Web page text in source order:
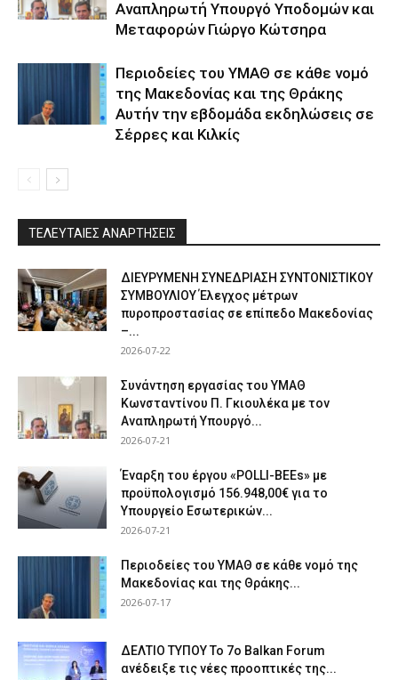
Αναπληρωτή Υπουργό Υποδομών και
Μεταφορών Γιώργο Κώτσηρα
Περιοδείες του ΥΜΑΘ σε κάθε νομό
της Μακεδονίας και της Θράκης
Αυτήν την εβδομάδα εκδηλώσεις σε
Σέρρες και Κιλκίς
ΤΕΛΕΥΤΑΙΕΣ ΑΝΑΡΤΗΣΕΙΣ
ΔΙΕΥΡΥΜΕΝΗ ΣΥΝΕΔΡΙΑΣΗ ΣΥΝΤΟΝΙΣΤΙΚΟΥ
ΣΥΜΒΟΥΛΙΟΥ Έλεγχος μέτρων
πυροπροστασίας σε επίπεδο Μακεδονίας
–...
2026-07-22
Συνάντηση εργασίας του ΥΜΑΘ
Κωνσταντίνου Π. Γκιουλέκα με τον
Αναπληρωτή Υπουργό...
2026-07-21
Έναρξη του έργου «POLLI-BEEs» με
προϋπολογισμό 156.948,00€ για το
Υπουργείο Εσωτερικών...
2026-07-21
Περιοδείες του ΥΜΑΘ σε κάθε νομό της
Μακεδονίας και της Θράκης...
2026-07-17
ΔΕΛΤΙΟ ΤΥΠΟΥ Το 7ο Balkan Forum
ανέδειξε τις νέες προοπτικές της...